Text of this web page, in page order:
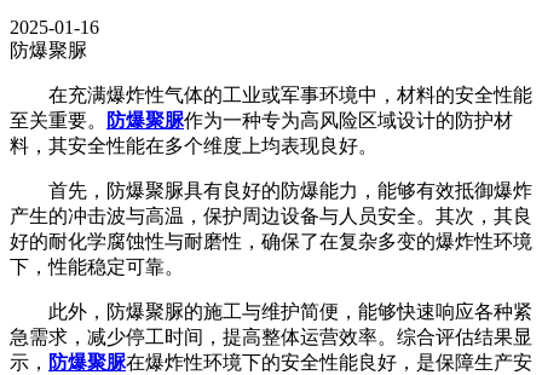
2025-01-16
防爆聚脲
在充满爆炸性气体的工业或军事环境中，材料的安全性能
至关重要。
防爆聚脲作为一种专为高风险区域设计的防护材
料，其安全性能在多个维度上均表现良好。
首先，防爆聚脲具有良好的防爆能力，能够有效抵御爆炸
产生的冲击波与高温，保护周边设备与人员安全。其次，其良
好的耐化学腐蚀性与耐磨性，确保了在复杂多变的爆炸性环境
下，性能稳定可靠。
此外，防爆聚脲的施工与维护简便，能够快速响应各种紧
急需求，减少停工时间，提高整体运营效率。综合评估结果显
示， 防爆聚脲在爆炸性环境下的安全性能良好，是保障生产安